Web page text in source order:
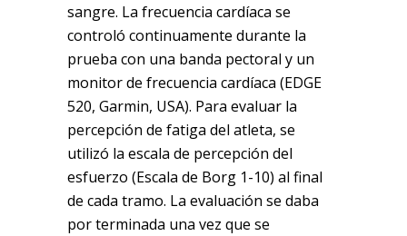
sangre. La frecuencia cardíaca se
controló continuamente durante la
prueba con una banda pectoral y un
monitor de frecuencia cardíaca (EDGE
520, Garmin, USA). Para evaluar la
percepción de fatiga del atleta, se
utilizó la escala de percepción del
esfuerzo (Escala de Borg 1-10) al final
de cada tramo. La evaluación se daba
por terminada una vez que se